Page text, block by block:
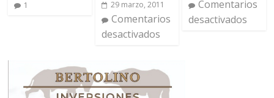
1
29 marzo, 2011
Comentarios
desactivados
Comentarios
desactivados